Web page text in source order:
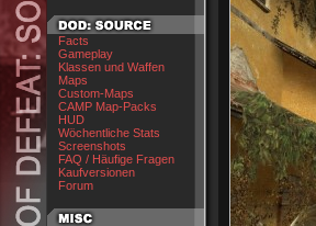
Facts
Gameplay
Klassen und Waffen
Maps
Custom-Maps
CAMP Map-Packs
HUD
Wöchentliche Stats
Screenshots
FAQ / Häufige Fragen
Kaufversionen
Forum